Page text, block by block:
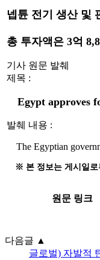
넵튠 전기 생산 및
총 투자액은 3억
기사 원문 발췌
제목 :
Egypt approves
발췌 내용 :
The Egyptian
※ 본 정보는 게시일로
원문 링크
다음글 ▲
글로벌) 자발적